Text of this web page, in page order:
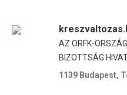
AZ ORFK-
BIZOTTSÁG
1139 Budapest,